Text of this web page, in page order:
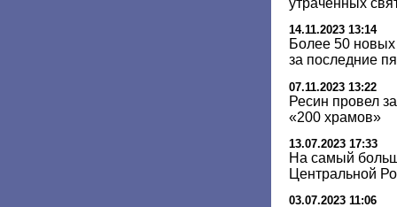
утраченных
14.11.2023 13:14
Более 50
за последние
07.11.2023 13:22
Ресин провел
«200 храмов»
13.07.2023 17:33
На самый
Центральной
03.07.2023 11:06